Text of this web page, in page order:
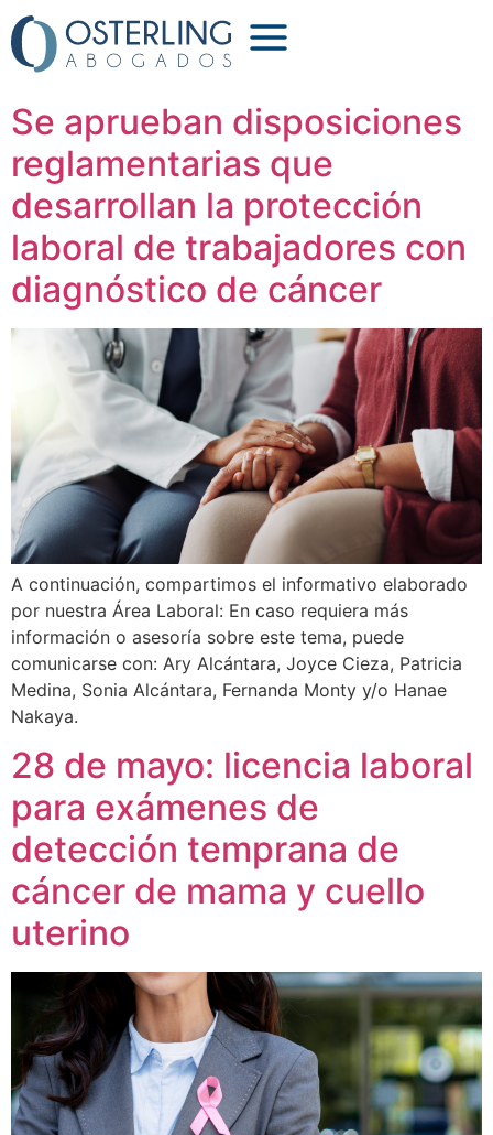
Etiqueta:cáncer
Se aprueban disposiciones
reglamentarias que
desarrollan la protección
laboral de trabajadores con
diagnóstico de cáncer
A continuación, compartimos el informativo elaborado
por nuestra Área Laboral: En caso requiera más
información o asesoría sobre este tema, puede
comunicarse con: Ary Alcántara, Joyce Cieza, Patricia
Medina, Sonia Alcántara, Fernanda Monty y/o Hanae
Nakaya.
28 de mayo: licencia laboral
para exámenes de
detección temprana de
cáncer de mama y cuello
uterino